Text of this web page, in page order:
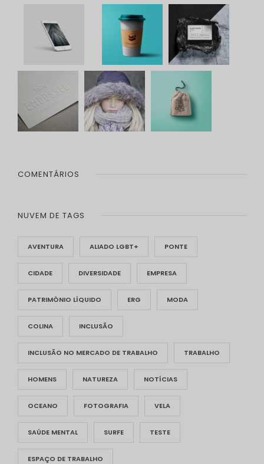
COMENTÁRIOS
NUVEM DE TAGS
AVENTURA ALIADO LGBT+ PONTE
CIDADE DIVERSIDADE EMPRESA
PATRIMÔNIO LÍQUIDO ERG MODA
COLINA INCLUSÃO
INCLUSÃO NO MERCADO DE TRABALHO TRABALHO
HOMENS NATUREZA NOTÍCIAS
OCEANO FOTOGRAFIA VELA
SAÚDE MENTAL SURFE TESTE
ESPAÇO DE TRABALHO